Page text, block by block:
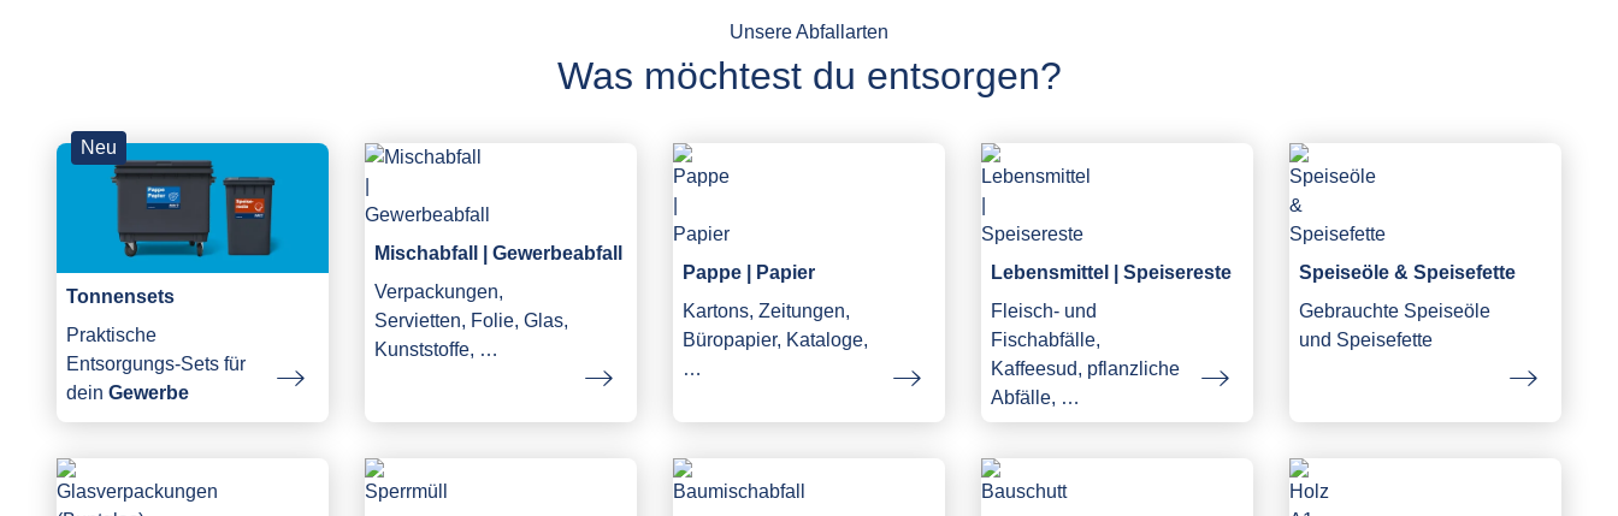
Unsere Abfallarten
Was möchtest du entsorgen?
Neu
Tonnensets
Praktische
Entsorgungs-Sets für
dein Gewerbe
Mischabfall | Gewerbeabfall
Verpackungen,
Servietten, Folie, Glas,
Kunststoffe, …
Pappe | Papier
Kartons, Zeitungen,
Büropapier, Kataloge,
…
Lebensmittel | Speisereste
Fleisch- und
Fischabfälle,
Kaffeesud, pflanzliche
Abfälle, …
Speiseöle & Speisefette
Gebrauchte Speiseöle
und Speisefette